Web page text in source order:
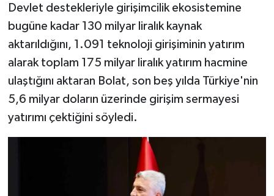
Devlet destekleriyle girişimcilik ekosistemine
bugüne kadar 130 milyar liralık kaynak
aktarıldığını, 1.091 teknoloji girişiminin yatırım
alarak toplam 175 milyar liralık yatırım hacmine
ulaştığını aktaran Bolat, son beş yılda Türkiye'nin
5,6 milyar doların üzerinde girişim sermayesi
yatırımı çektiğini söyledi.